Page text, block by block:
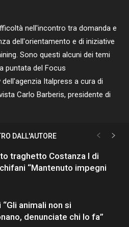
nell'incontro tra domanda e
dell'orientamento e di iniziative
Sono questi alcuni dei temi
puntata del Focus
Italpress a cura di
Carlo Barberis, presidente di
DALL'AUTORE
traghetto Costanza I di
“Mantenuto impegni
animali non si
denunciate chi lo fa”